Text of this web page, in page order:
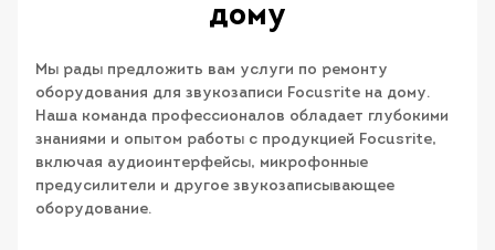
дому
Мы рады предложить вам услуги по ремонту
оборудования для звукозаписи Focusrite на дому.
Наша команда профессионалов обладает глубокими
знаниями и опытом работы с продукцией Focusrite,
включая аудиоинтерфейсы, микрофонные
предусилители и другое звукозаписывающее
оборудование.